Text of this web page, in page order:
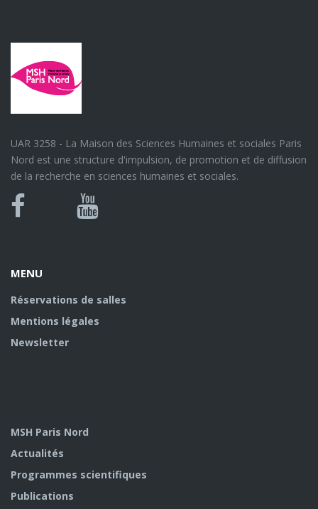
UAR 3258 - La Maison des Sciences Humaines et sociales Paris
Nord est une structure d'impulsion, de promotion et de diffusion
de la recherche en sciences humaines et sociales.
MENU
Réservations de salles
Mentions légales
Newsletter
MSH Paris Nord
Actualités
Programmes scientifiques
Publications